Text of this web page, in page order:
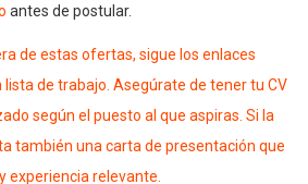
antes de postular.
de estas ofertas, sigue los enlaces
de trabajo. Asegúrate de tener tu CV
según el puesto al que aspiras. Si la
también una carta de presentación que
experiencia relevante.